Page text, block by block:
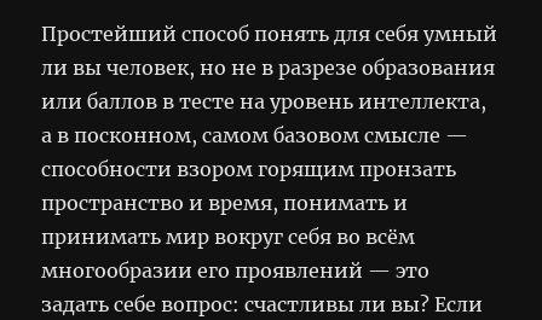
Простейший способ понять для себя умный
ли вы человек, но не в разрезе образования
или баллов в тесте на уровень интеллекта,
а в посконном, самом базовом смысле —
способности взором горящим пронзать
пространство и время, понимать и
принимать мир вокруг себя во всём
многообразии его проявлений — это
задать себе вопрос: счастливы ли вы? Если